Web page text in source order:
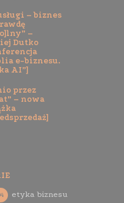
– biznes
–
Dutko
e-biznesu.
AI”]
przez
– nowa
etyka biznesu